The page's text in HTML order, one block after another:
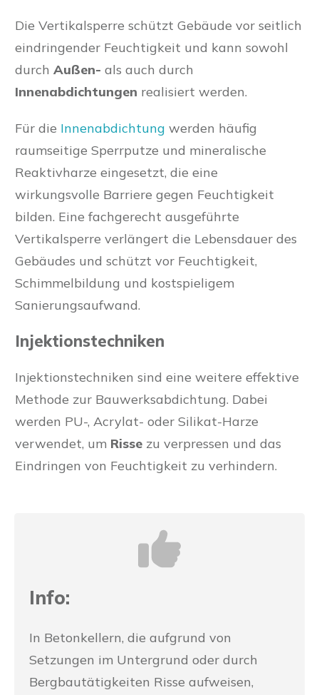
Die Vertikalsperre schützt Gebäude vor seitlich
eindringender Feuchtigkeit und kann sowohl
durch Außen- als auch durch
Innenabdichtungen realisiert werden.
Für die Innenabdichtung werden häufig
raumseitige Sperrputze und mineralische
Reaktivharze eingesetzt, die eine
wirkungsvolle Barriere gegen Feuchtigkeit
bilden. Eine fachgerecht ausgeführte
Vertikalsperre verlängert die Lebensdauer des
Gebäudes und schützt vor Feuchtigkeit,
Schimmelbildung und kostspieligem
Sanierungsaufwand.
Injektionstechniken
Injektionstechniken sind eine weitere effektive
Methode zur Bauwerksabdichtung. Dabei
werden PU-, Acrylat- oder Silikat-Harze
verwendet, um Risse zu verpressen und das
Eindringen von Feuchtigkeit zu verhindern.
Info:
In Betonkellern, die aufgrund von
Setzungen im Untergrund oder durch
Bergbautätigkeiten Risse aufweisen,